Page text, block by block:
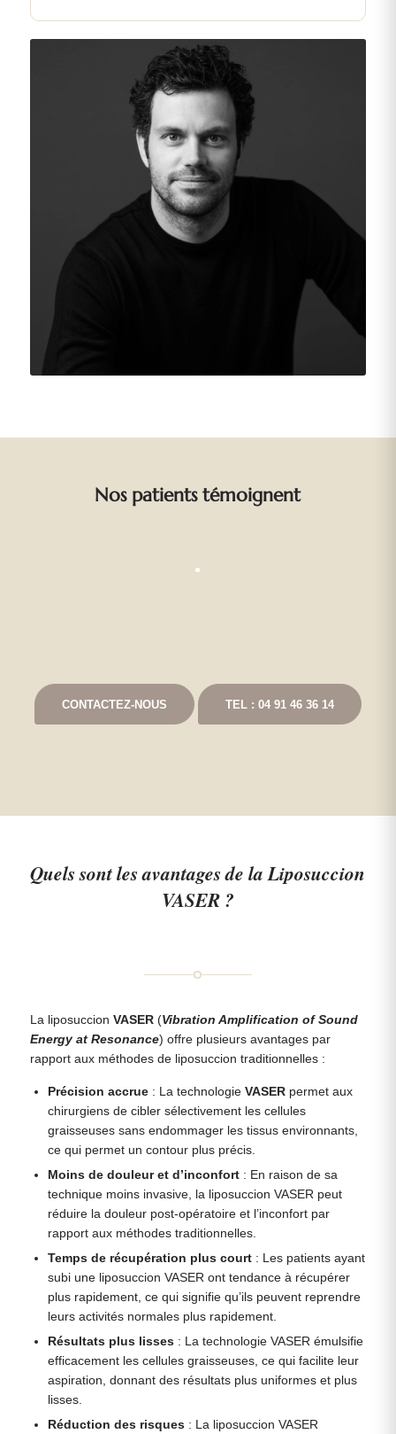
Nos patients témoignent
CONTACTEZ-NOUS TEL : 04 91 46 36 14
Quels sont les avantages de la Liposuccion
VASER ?
La liposuccion VASER (Vibration Amplification of Sound
Energy at Resonance) offre plusieurs avantages par
rapport aux méthodes de liposuccion traditionnelles :
Précision accrue : La technologieVASER permet aux
chirurgiens de cibler sélectivement les cellules
graisseuses sans endommager les tissus environnants,
ce qui permet un contour plus précis.
Moins de douleur et d’inconfort : En raison de sa
technique moins invasive, la liposuccion VASER peut
réduire la douleur post-opératoire et l’inconfort par
rapport aux méthodes traditionnelles.
Temps de récupération plus court : Les patients ayant
subi une liposuccion VASER ont tendance à récupérer
plus rapidement, ce qui signifie qu’ils peuvent reprendre
leurs activités normales plus rapidement.
Résultats plus lisses : La technologie VASER émulsifie
efficacement les cellules graisseuses, ce qui facilite leur
aspiration, donnant des résultats plus uniformes et plus
lisses.
Réduction des risques : La liposuccion VASER